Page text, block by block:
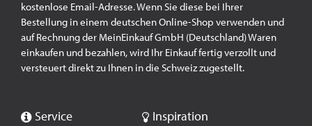
kostenlose Email-Adresse. Wenn Sie diese bei Ihrer
Bestellung in einem deutschen Online-Shop verwenden und
auf Rechnung der MeinEinkauf GmbH (Deutschland) Waren
einkaufen und bezahlen, wird Ihr Einkauf fertig verzollt und
versteuert direkt zu Ihnen in die Schweiz zugestellt.
Service Inspiration